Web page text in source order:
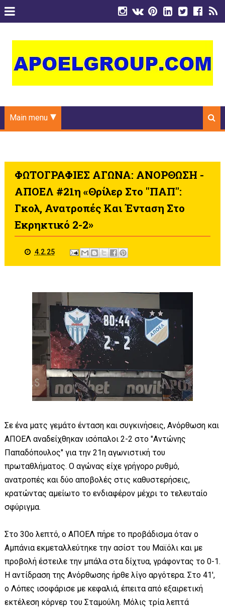
Main menu
ΦΩΤΟΓΡΑΦΙΕΣ ΑΓΩΝΑ: ΑΝΟΡΘΩΣΗ -
ΑΠΟΕΛ #21η «Θρίλερ Στο "ΠΑΠ":
Γκολ, Ανατροπές Και Ένταση Στο
Εκρηκτικό 2-2»
4.2.25
Σε ένα ματς γεμάτο ένταση και συγκινήσεις, Ανόρθωση και
ΑΠΟΕΛ αναδείχθηκαν ισόπαλοι 2-2 στο "Αντώνης
Παπαδόπουλος" για την 21η αγωνιστική του
πρωταθλήματος. Ο αγώνας είχε γρήγορο ρυθμό,
ανατροπές και δύο αποβολές στις καθυστερήσεις,
κρατώντας αμείωτο το ενδιαφέρον μέχρι το τελευταίο
σφύριγμα.
Στο 30ο λεπτό, ο ΑΠΟΕΛ πήρε το προβάδισμα όταν ο
Αμπάνια εκμεταλλεύτηκε την ασίστ του Μαϊόλι και με
προβολή έστειλε την μπάλα στα δίχτυα, γράφοντας το 0-1.
Η αντίδραση της Ανόρθωσης ήρθε λίγο αργότερα. Στο 41',
ο Λόπες ισοφάρισε με κεφαλιά, έπειτα από εξαιρετική
εκτέλεση κόρνερ του Σταμούλη. Μόλις τρία λεπτά